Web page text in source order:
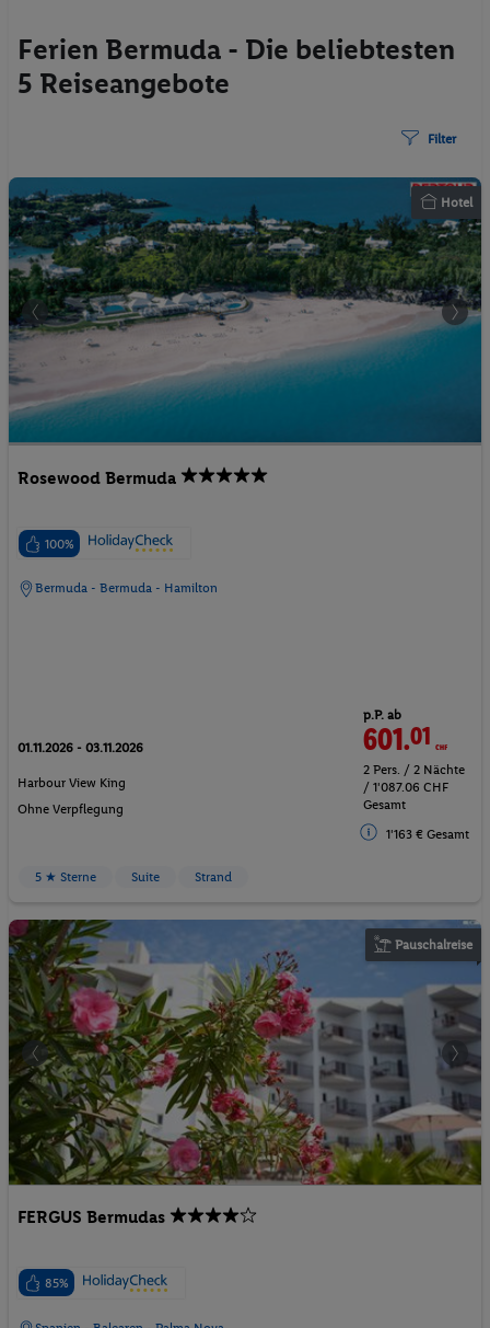
Ferien Bermuda - Die beliebtesten
5 Reiseangebote
Filter
Hotel
Rosewood Bermuda
100%
Bermuda - Bermuda - Hamilton
01.11.2026 - 03.11.2026
Harbour View King
Ohne Verpflegung
p.P. ab
601.01 CHF
2 Pers. / 2 Nächte
/ 1'087.06 CHF
Gesamt
1'163 € Gesamt
5 ★ Sterne Suite Strand
Pauschalreise
FERGUS Bermudas
85%